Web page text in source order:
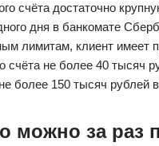
счёта достаточно
дня в банкомате
лимитам, клиент имеет
счёта не более 40 тысяч
более 150 тысяч рублей
можно за раз